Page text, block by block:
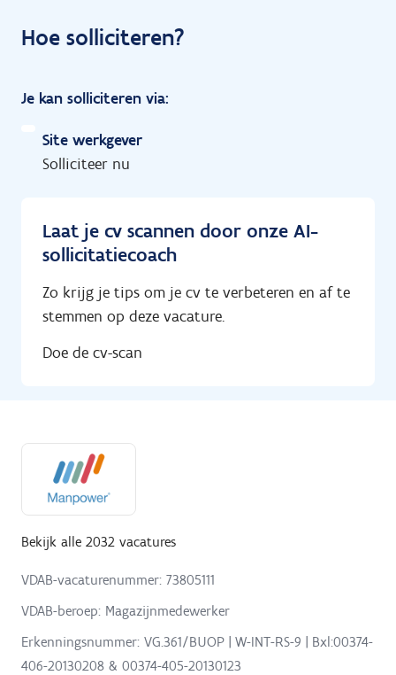
Hoe solliciteren?
Je kan solliciteren via:
Site werkgever
Solliciteer nu
Laat je cv scannen door onze AI-
sollicitatiecoach
Zo krijg je tips om je cv te verbeteren en af te
stemmen op deze vacature.
Doe de cv-scan
Bekijk alle 2032 vacatures
VDAB-vacaturenummer: 73805111
VDAB-beroep: Magazijnmedewerker
Erkenningsnummer: VG.361/BUOP | W-INT-RS-9 | Bxl:00374-
406-20130208 & 00374-405-20130123